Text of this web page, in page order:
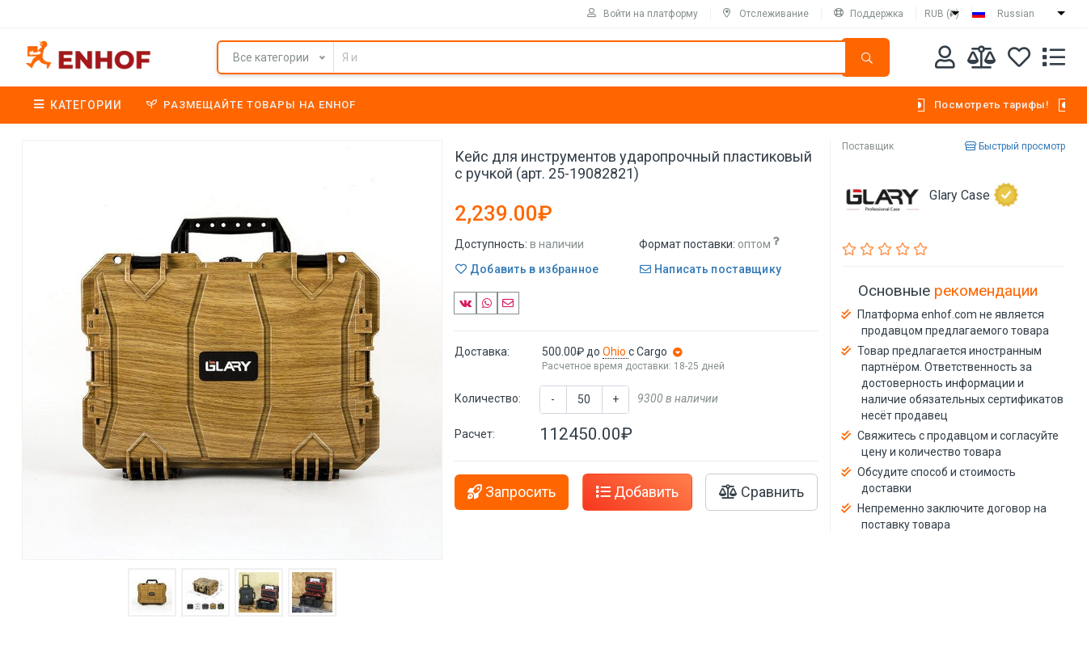
Войти на платформу Отслеживание Поддержка RUB (₽) Russian
Все категории
КАТЕГОРИИ РАЗМЕЩАЙТЕ ТОВАРЫ НА ENHOF Посмотреть тарифы!
Кейс для инструментов ударопрочный пластиковый
с ручкой (арт. 25-19082821)
2,239.00₽
Доступность: в наличии Формат поставки: оптом
Добавить в избранное
Написать поставщику
Доставка: 500.00₽ доOhioс Cargo
Расчетное время доставки: 18-25 дней
Количество: - + 9300 в наличии
Расчет: 112450.00₽
Запросить Добавить Сравнить
Поставщик Быстрый просмотр
Glary Case
Основные рекомендации
Платформа enhof.com не является
продавцом предлагаемого товара
Товар предлагается иностранным
партнёром. Ответственность за
достоверность информации и
наличие обязательных сертификатов
несёт продавец
Свяжитесь с продавцом и согласуйте
цену и количество товара
Обсудите способ и стоимость
доставки
Непременно заключите договор на
поставку товара